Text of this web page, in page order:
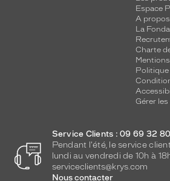
Espace
A
La
Charte
Politique
Gérer
Service Clients : 09 69 32
Pendant l'été, le service
lundi au vendredi de 10h à
serviceclients@krys.com
Nous contacter